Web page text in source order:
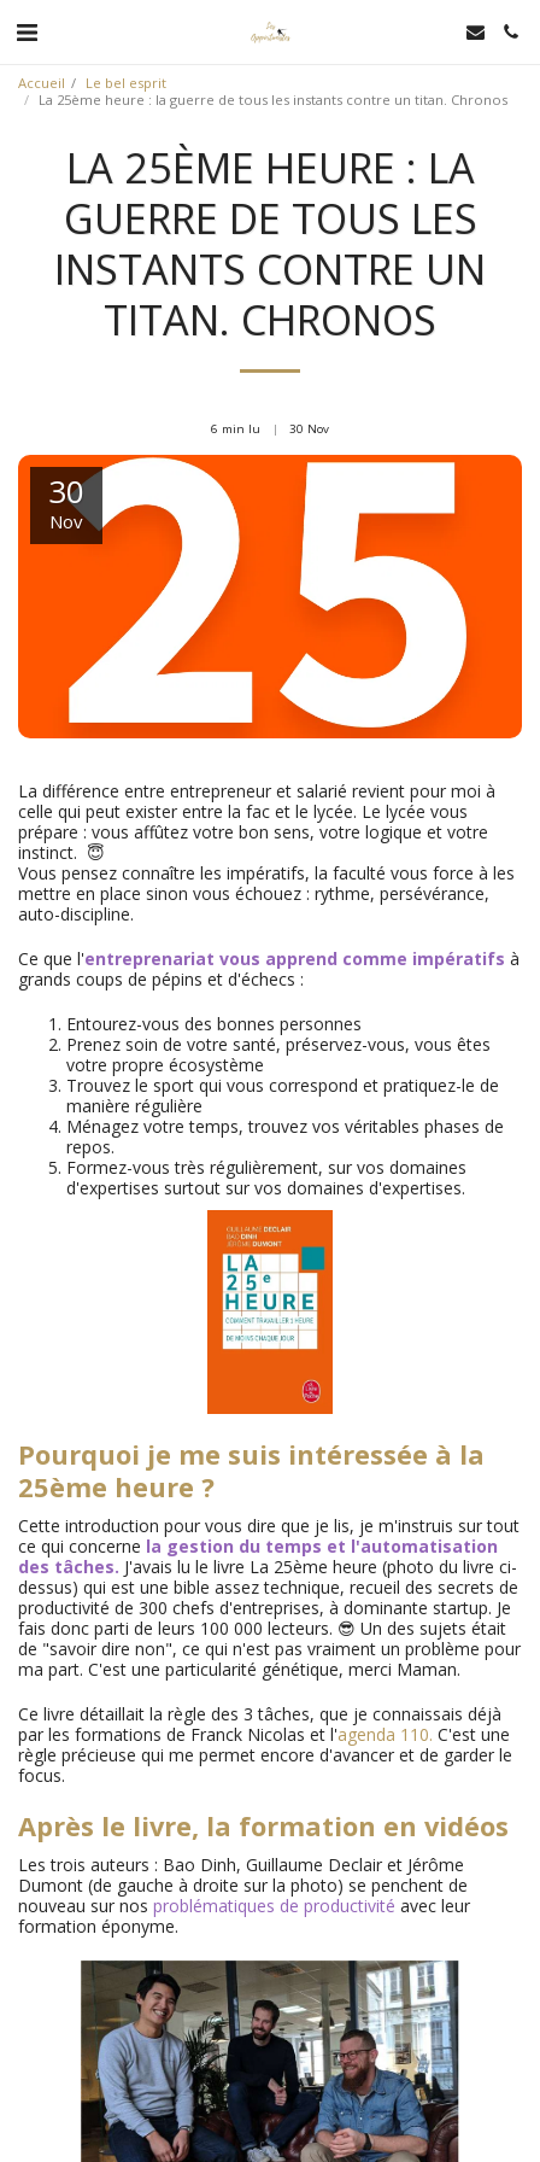
Accueil
Le bel esprit
La 25ème heure : la guerre de tous les instants contre un titan. Chronos
LA 25ÈME HEURE : LA
GUERRE DE TOUS LES
INSTANTS CONTRE UN
TITAN. CHRONOS
6 min lu 30 Nov
30
Nov
La différence entre entrepreneur et salarié revient pour moi à
celle qui peut exister entre la fac et le lycée. Le lycée vous
prépare : vous affûtez votre bon sens, votre logique et votre
instinct. 😇
Vous pensez connaître les impératifs, la faculté vous force à les
mettre en place sinon vous échouez : rythme, persévérance,
auto-discipline.
Ce que l'entreprenariat vous apprend comme impératifs à
grands coups de pépins et d'échecs :
Entourez-vous des bonnes personnes
Prenez soin de votre santé, préservez-vous, vous êtes
votre propre écosystème
Trouvez le sport qui vous correspond et pratiquez-le de
manière régulière
Ménagez votre temps, trouvez vos véritables phases de
repos.
Formez-vous très régulièrement, sur vos domaines
d'expertises surtout sur vos domaines d'expertises.
Pourquoi je me suis intéressée à la
25ème heure ?
Cette introduction pour vous dire que je lis, je m'instruis sur tout
ce qui concerne la gestion du temps et l'automatisation
des tâches. J'avais lu le livre La 25ème heure (photo du livre ci-
dessus) qui est une bible assez technique, recueil des secrets de
productivité de 300 chefs d'entreprises, à dominante startup. Je
fais donc parti de leurs 100 000 lecteurs. 😎 Un des sujets était
de "savoir dire non", ce qui n'est pas vraiment un problème pour
ma part. C'est une particularité génétique, merci Maman.
Ce livre détaillait la règle des 3 tâches, que je connaissais déjà
par les formations de Franck Nicolas et l'agenda 110. C'est une
règle précieuse qui me permet encore d'avancer et de garder le
focus.
Après le livre, la formation en vidéos
Les trois auteurs : Bao Dinh, Guillaume Declair et Jérôme
Dumont (de gauche à droite sur la photo) se penchent de
nouveau sur nos problématiques de productivité avec leur
formation éponyme.